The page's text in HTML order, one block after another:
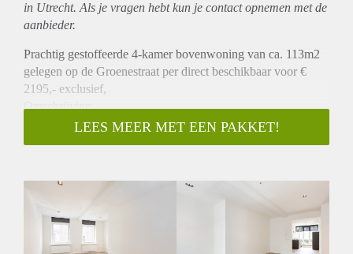
in Utrecht. Als je vragen hebt kun je contact opnemen met de
aanbieder.
Prachtig gestoffeerde 4-kamer bovenwoning van ca. 113m2
gelegen op de Groenestraat per direct beschikbaar voor €
2195,- exclusief,
Omschrijving
Deze prachtig en met veel zorg afgewerkte bovenwoning is
gelegen op de 1e en 2e verdieping. Op de 1e verdieping
inbouwapparatuur. Vanuit de keuken heeft u middels
openslaande deuren toegang tot het 1e balkon. Naast de
keuken bevindt zich de 1e ruime slaapkamer. Die tevens
beschikt over een eigen douche en wastafel. Deze kamer
LEES MEER MET EEN PAKKET!